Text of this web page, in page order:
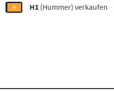
H H1 (Hummer) verkaufen